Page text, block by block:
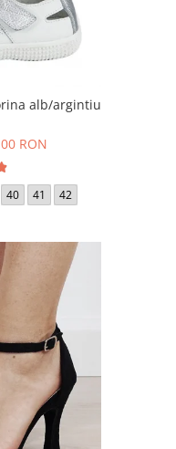
alb/argintiu
RON
40 41 42